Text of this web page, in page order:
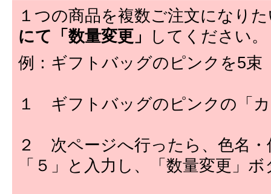
１つの商品を複数ご注文になり
にて「数量変更」
してください。
例：ギフトバッグのピンクを5束
１ ギフトバッグのピンクの「
２ 次ページへ行ったら、色名
「５」と入力し、「数量変更」